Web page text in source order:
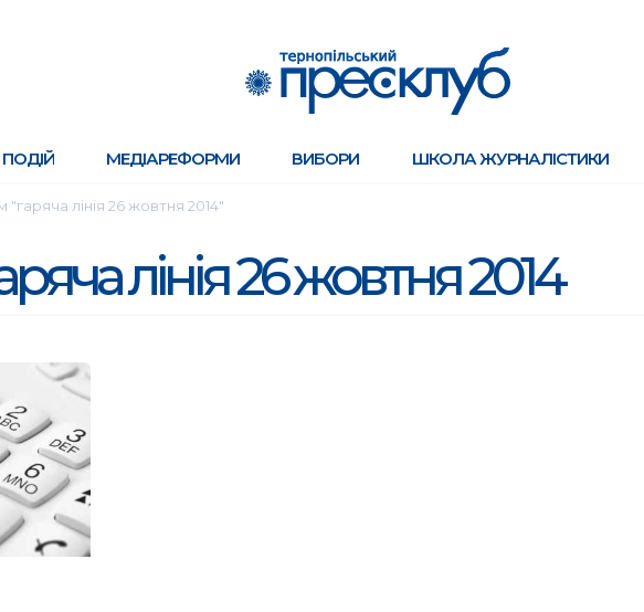
МЕДІАРЕФОРМИ ВИБОРИ ШКОЛА ЖУРНАЛІСТИКИ
"гаряча лінія 26 жовтня 2014"
лінія 26 жовтня 2014